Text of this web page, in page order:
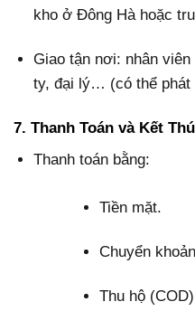
kho ở Đông Hà hoặc
Giao tận nơi: nhân
ty, đại lý… (có thể phát
7. Thanh Toán và Kết
Thanh toán bằng:
Tiền mặt.
Chuyển
Thu hộ